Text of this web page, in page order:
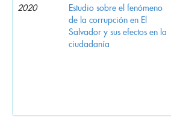
2020
Estudio sobre el fenómeno
de la corrupción en El
Salvador y sus efectos en la
ciudadanía